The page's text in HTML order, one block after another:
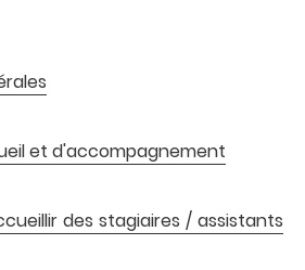
et d'accompagnement
des stagiaires / assistants